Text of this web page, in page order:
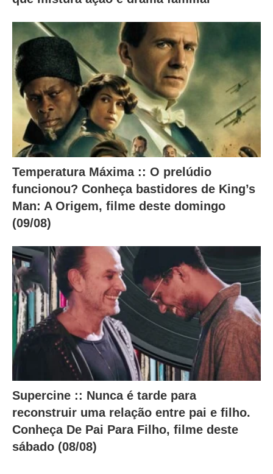
a
b
i
x
Temperatura Máxima :: O prelúdio
funcionou? Conheça bastidores de King’s
Man: A Origem, filme deste domingo
(09/08)
Supercine :: Nunca é tarde para
reconstruir uma relação entre pai e filho.
Conheça De Pai Para Filho, filme deste
sábado (08/08)